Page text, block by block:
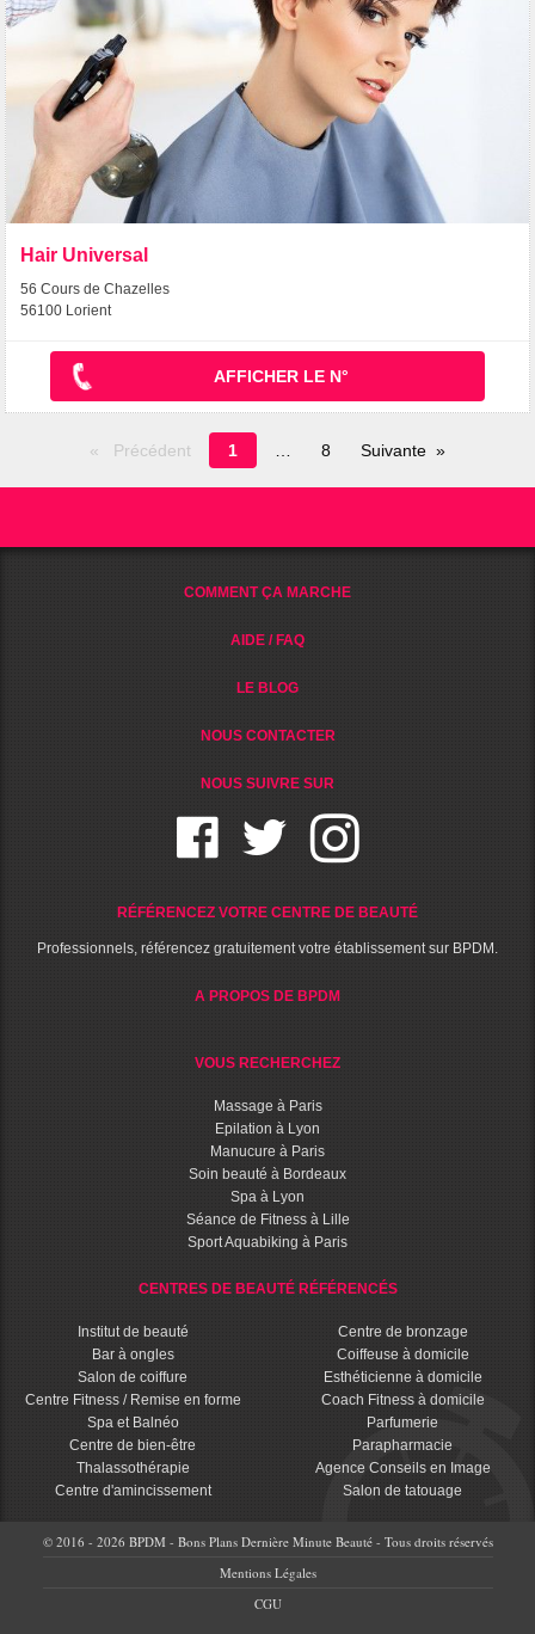
Hair Universal
56 Cours de Chazelles
56100 Lorient
AFFICHER LE N°
Précédent
Page
en
1 8 Suivante
COMMENT ÇA MARCHE
AIDE / FAQ
LE BLOG
NOUS CONTACTER
NOUS SUIVRE SUR
RÉFÉRENCEZ VOTRE CENTRE DE BEAUTÉ
Professionnels, référencez gratuitement votre établissement sur BPDM.
A PROPOS DE BPDM
VOUS RECHERCHEZ
Massage à Paris
Epilation à Lyon
Manucure à Paris
Soin beauté à Bordeaux
Spa à Lyon
Séance de Fitness à Lille
Sport Aquabiking à Paris
CENTRES DE BEAUTÉ RÉFÉRENCÉS
Institut de beauté
Bar à ongles
Salon de coiffure
Centre Fitness / Remise en forme
Spa et Balnéo
Centre de bien-être
Thalassothérapie
Centre d'amincissement
Centre de bronzage
Coiffeuse à domicile
Esthéticienne à domicile
Coach Fitness à domicile
Parfumerie
Parapharmacie
Agence Conseils en Image
Salon de tatouage
© 2016 - 2026 BPDM - Bons Plans Dernière Minute Beauté - Tous droits réservés
Mentions Légales
CGU